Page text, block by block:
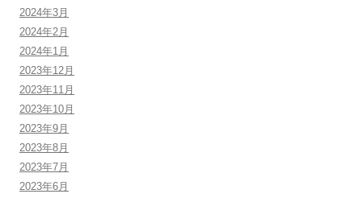
2024年3月
2024年2月
2024年1月
2023年12月
2023年11月
2023年10月
2023年9月
2023年8月
2023年7月
2023年6月